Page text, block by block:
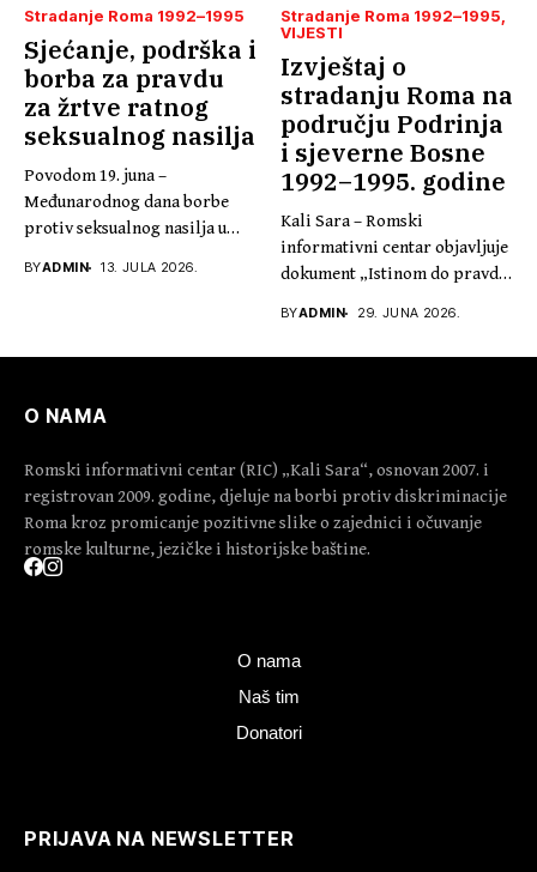
Stradanje Roma 1992–1995
Sjećanje, podrška i
borba za pravdu
za žrtve ratnog
seksualnog nasilja
Povodom 19. juna –
Međunarodnog dana borbe
protiv seksualnog nasilja u
BYADMIN 13. JULA 2026.
Stradanje Roma 1992–1995
VIJESTI
Izvještaj o
stradanju Roma na
području Podrinja
i sjeverne Bosne
1992–1995. godine
Kali Sara – Romski
informativni centar objavljuje
dokument „Istinom do pravde,
BYADMIN 29. JUNA 2026.
O NAMA
Romski informativni centar (RIC) „Kali Sara“, osnovan 2007. i
registrovan 2009. godine, djeluje na borbi protiv diskriminacije
Roma kroz promicanje pozitivne slike o zajednici i očuvanje
romske kulturne, jezičke i historijske baštine.
O nama
Naš tim
Donatori
PRIJAVA NA NEWSLETTER